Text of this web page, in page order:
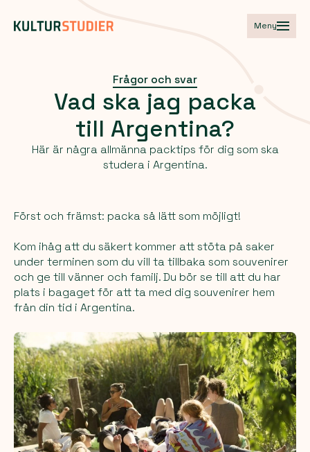
Meny
Frågor och svar
Vad ska jag packa
till Argentina?
Här är några allmänna packtips för dig som ska
studera i Argentina.
Först och främst: packa så lätt som möjligt!
Kom ihåg att du säkert kommer att stöta på saker
under terminen som du vill ta tillbaka som souvenirer
och ge till vänner och familj. Du bör se till att du har
plats i bagaget för att ta med dig souvenirer hem
från din tid i Argentina.